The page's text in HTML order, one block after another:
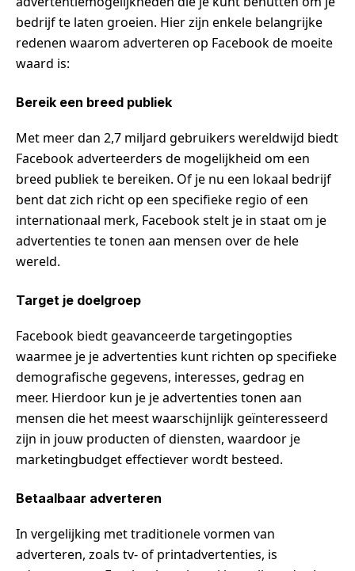
bedrijf te laten groeien. Hier zijn enkele belangrijke
redenen waarom adverteren op Facebook de moeite
waard is:
Bereik een breed publiek
Met meer dan 2,7 miljard gebruikers wereldwijd biedt
Facebook adverteerders de mogelijkheid om een
breed publiek te bereiken. Of je nu een lokaal bedrijf
bent dat zich richt op een specifieke regio of een
internationaal merk, Facebook stelt je in staat om je
advertenties te tonen aan mensen over de hele
wereld.
Target je doelgroep
Facebook biedt geavanceerde targetingopties
waarmee je je advertenties kunt richten op specifieke
demografische gegevens, interesses, gedrag en
meer. Hierdoor kun je je advertenties tonen aan
mensen die het meest waarschijnlijk geïnteresseerd
zijn in jouw producten of diensten, waardoor je
marketingbudget effectiever wordt besteed.
Betaalbaar adverteren
In vergelijking met traditionele vormen van
adverteren, zoals tv- of printadvertenties, is